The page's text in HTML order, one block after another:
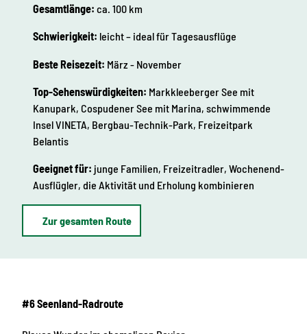
Gesamtlänge: ca. 100 km
Schwierigkeit: leicht – ideal für Tagesausflüge
Beste Reisezeit: März - November
Top-Sehenswürdigkeiten: Markkleeberger See mit
Kanupark, Cospudener See mit Marina, schwimmende
Insel VINETA, Bergbau-Technik-Park, Freizeitpark
Belantis
Geeignet für: junge Familien, Freizeitradler, Wochenend-
Ausflügler, die Aktivität und Erholung kombinieren
Zur gesamten Route
#6 Seenland-Radroute